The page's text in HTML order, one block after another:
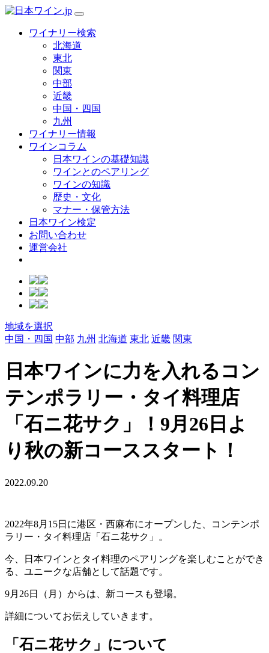
ワイナリー検索
北海道
東北
関東
中部
近畿
中国・四国
九州
ワイナリー情報
ワインコラム
日本ワインの基礎知識
ワインとのペアリング
ワインの知識
歴史・文化
マナー・保管方法
日本ワイン検定
お問い合わせ
運営会社
地域を選択
中国・四国 中部 九州 北海道 東北 近畿 関東
日本ワインに力を入れるコン
テンポラリー・タイ料理店
「石ニ花サク」！9月26日よ
り秋の新コーススタート！
2022.09.20
2022年8月15日に港区・西麻布にオープンした、コンテンポ
ラリー・タイ料理店「石ニ花サク」。
今、日本ワインとタイ料理のペアリングを楽しむことができ
る、ユニークな店舗として話題です。
9月26日（月）からは、新コースも登場。
詳細についてお伝えしていきます。
「石ニ花サク」について